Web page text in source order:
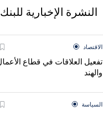
النشرة الإخبارية
الاقتصاد
تفعيل العلاقات في قطاع
والهند
السياسة